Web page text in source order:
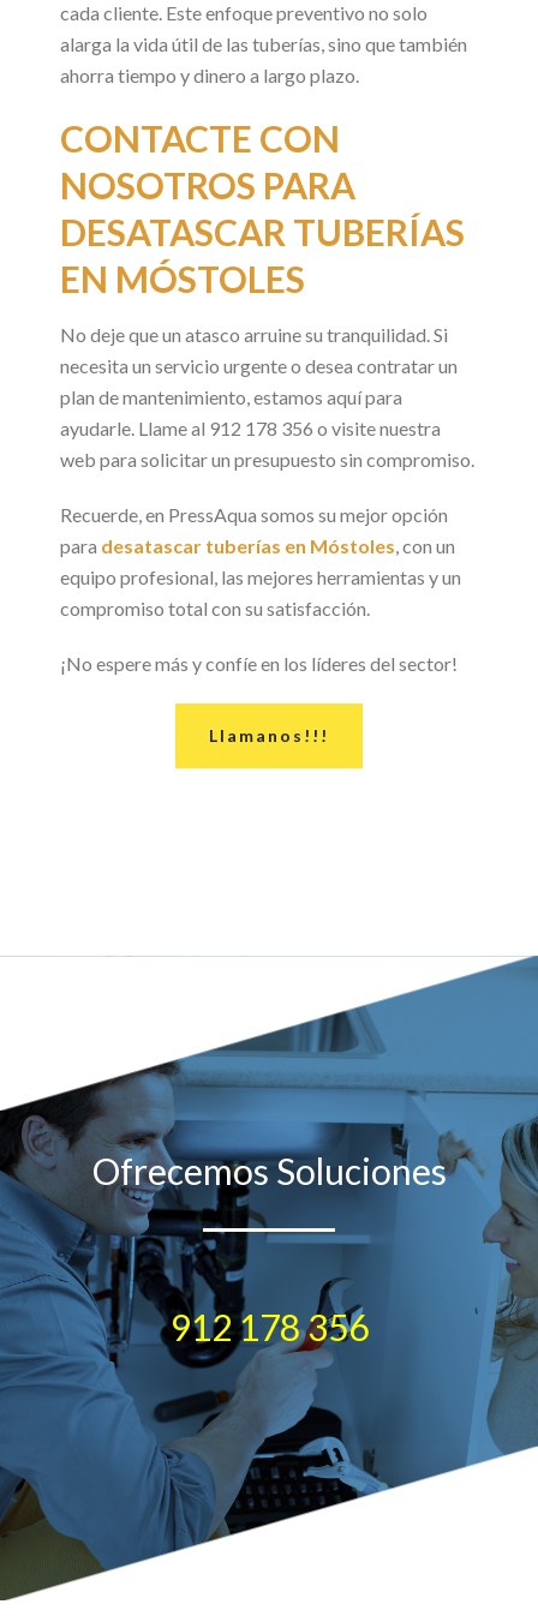
cada cliente. Este enfoque preventivo no solo
alarga la vida útil de las tuberías, sino que también
ahorra tiempo y dinero a largo plazo.
CONTACTE CON
NOSOTROS PARA
DESATASCAR TUBERÍAS
EN MÓSTOLES
No deje que un atasco arruine su tranquilidad. Si
necesita un servicio urgente o desea contratar un
plan de mantenimiento, estamos aquí para
ayudarle. Llame al 912 178 356 o visite nuestra
web para solicitar un presupuesto sin compromiso.
Recuerde, en PressAqua somos su mejor opción
para desatascar tuberías en Móstoles, con un
equipo profesional, las mejores herramientas y un
compromiso total con su satisfacción.
¡No espere más y confíe en los líderes del sector!
Llamanos!!!
Ofrecemos Soluciones
912 178 356